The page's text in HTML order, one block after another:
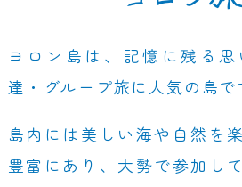
ヨロン島は、記憶に残る
達・グループ旅に人気の島で
島内には美しい海や自然を
豊富にあり、大勢で参加し